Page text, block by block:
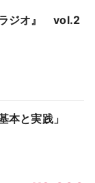
ラジオ』 vol.2
本と実践」